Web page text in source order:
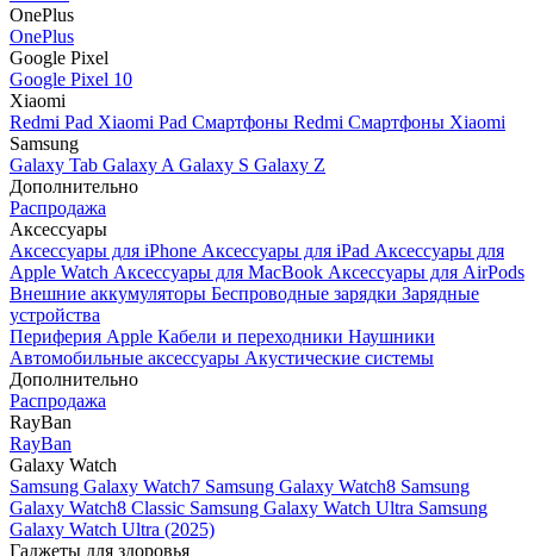
OnePlus
OnePlus
Google Pixel
Google Pixel 10
Xiaomi
Redmi Pad Xiaomi Pad Смартфоны Redmi Смартфоны Xiaomi
Samsung
Galaxy Tab Galaxy A Galaxy S Galaxy Z
Дополнительно
Распродажа
Аксессуары
Аксессуары для iPhone Аксессуары для iPad Аксессуары для
Apple Watch Аксессуары для MacBook Аксессуары для AirPods
Внешние аккумуляторы Беспроводные зарядки Зарядные
устройства
Периферия Apple Кабели и переходники Наушники
Автомобильные аксессуары Акустические системы
Дополнительно
Распродажа
RayBan
RayBan
Galaxy Watch
Samsung Galaxy Watch7 Samsung Galaxy Watch8 Samsung
Galaxy Watch8 Classic Samsung Galaxy Watch Ultra Samsung
Galaxy Watch Ultra (2025)
Гаджеты для здоровья